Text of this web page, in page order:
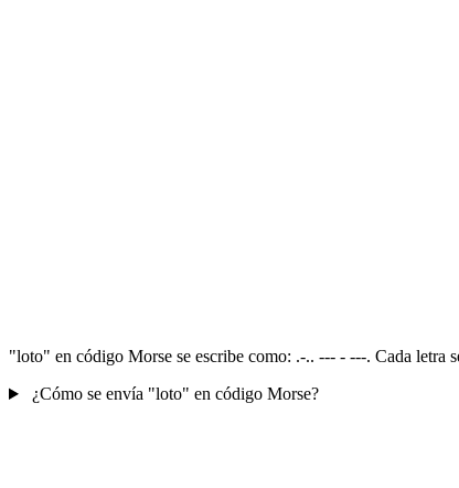
"loto" en código Morse se escribe como: .-.. --- - ---. Cada letra
¿Cómo se envía "loto" en código Morse?